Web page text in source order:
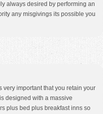
always desired by performing an
any misgivings its possible you
very important that you retain your
designed with a massive
plus bed plus breakfast inns so